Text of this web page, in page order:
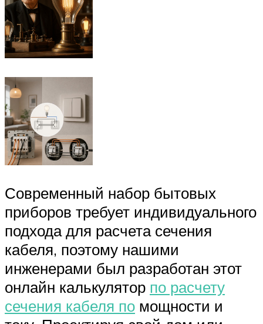
Современный набор бытовых
приборов требует индивидуального
подхода для расчета сечения
кабеля, поэтому нашими
инженерами был разработан этот
онлайн калькулятор по расчету
сечения кабеля по мощности и